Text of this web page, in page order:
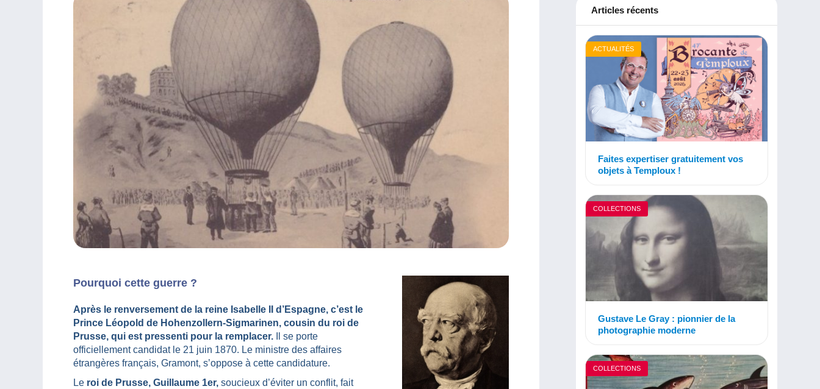
Pourquoi cette guerre ?
Après le renversement de la reine Isabelle II d’Espagne, c’est le
Prince Léopold de Hohenzollern-Sigmarinen, cousin du roi de
Prusse, qui est pressenti pour la remplacer. Il se porte
officiellement candidat le 21 juin 1870. Le ministre des affaires
étrangères français, Gramont, s’oppose à cette candidature.
Le roi de Prusse, Guillaume 1er, soucieux d’éviter un conflit, fait
Articles récents
ACTUALITÉS
Faites expertiser gratuitement vos
objets à Temploux !
COLLECTIONS
Gustave Le Gray : pionnier de la
photographie moderne
COLLECTIONS